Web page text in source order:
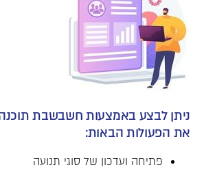
ניתן לבצע באמצעות חשבשבת
את הפעולות הבאות:
פתיחה ועדכון של סוגי תנועה